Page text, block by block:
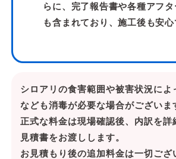
らに、完了報告書や各種アフ
も含まれており、施工後も安心
シロアリの食害範囲や被害状況によ
なども消毒が必要な場合がございま
正式な料金は現場確認後、内訳を詳
見積書をお渡しします。
お見積もり後の追加料金は一切ござ